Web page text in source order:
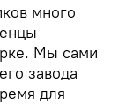
много
Мы сами
завода
для